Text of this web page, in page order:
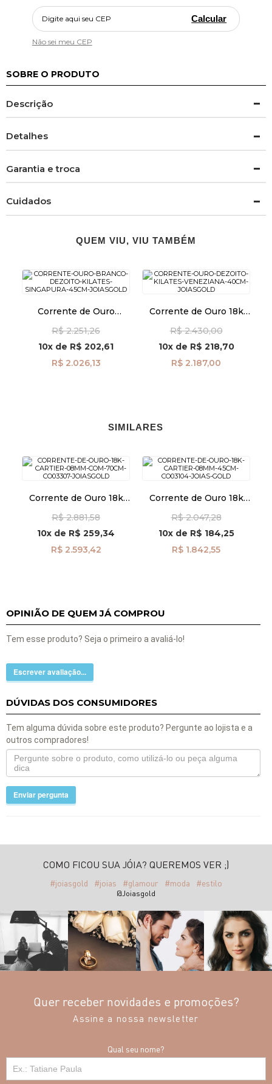
Calcular
Não sei meu CEP
SOBRE O PRODUTO
Descrição
Detalhes
Garantia e troca
Cuidados
QUEM VIU, VIU TAMBÉM
Corrente de Ouro
1,1mm com 45cm
co04880
R$ 2.251,26
10x de R$ 202,61
R$ 2.026,13
Corrente de Ouro 18k
com 50cm co04925
R$ 2.430,00
10xde R$ 218,70
R$ 2.187,00
SIMILARES
Corrente de Ouro 18k
70cm co03307
R$ 2.881,58
10x de R$ 259,34
R$ 2.593,42
Corrente de Ouro 18k
45cm co03104
R$ 2.047,28
10xde R$ 184,25
R$ 1.842,55
OPINIÃO DE QUEM JÁ COMPROU
Tem esse produto? Seja o primeiro a avaliá-lo!
Escrever avaliação...
DÚVIDAS DOS CONSUMIDORES
Tem alguma dúvida sobre este produto? Pergunte ao lojista e a
outros compradores!
Enviar pergunta
COMO FICOU SUA JÓIA? QUEREMOS VER ;)
#joiasgold #joias #glamour #moda #estilo
@Joiasgold
Quer receber novidades e promoções?
Assine a nossa newsletter
Qual seu nome?